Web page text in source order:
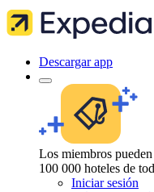
Descargar app
Los miembros
100 000 hoteles de
Iniciar sesión